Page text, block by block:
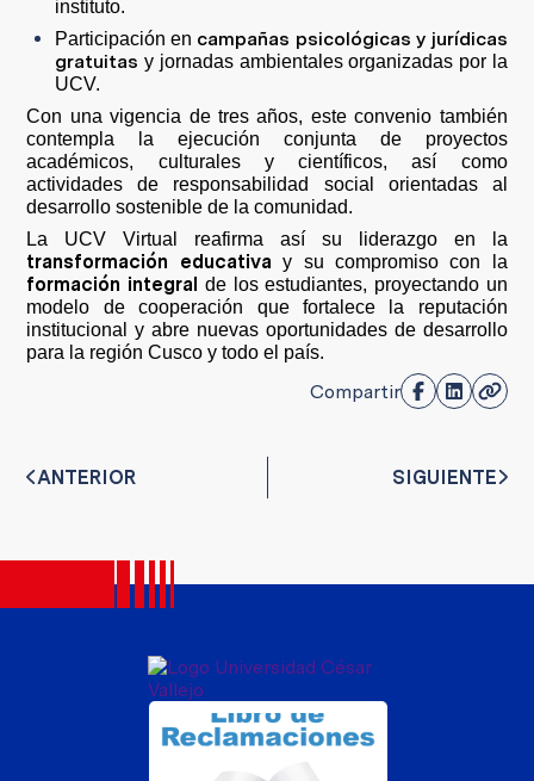
instituto.
Participación en campañas psicológicas y jurídicas
gratuitas y jornadas ambientales organizadas por la
UCV.
Con una vigencia de tres años, este convenio también
contempla la ejecución conjunta de proyectos
académicos, culturales y científicos, así como
actividades de responsabilidad social orientadas al
desarrollo sostenible de la comunidad.
La UCV Virtual reafirma así su liderazgo en la
transformación educativa y su compromiso con la
formación integral de los estudiantes, proyectando un
modelo de cooperación que fortalece la reputación
institucional y abre nuevas oportunidades de desarrollo
para la región Cusco y todo el país.
Compartir
ANTERIOR SIGUIENTE